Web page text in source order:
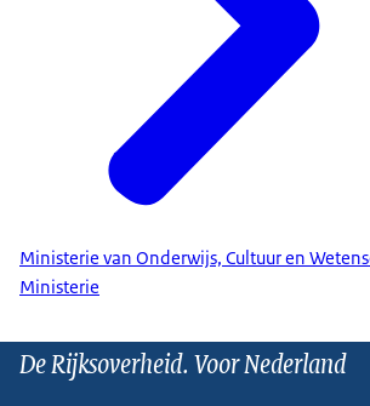
Ministerie van Onderwijs, Cultuur en
Ministerie
De Rijksoverheid. Voor Nederland